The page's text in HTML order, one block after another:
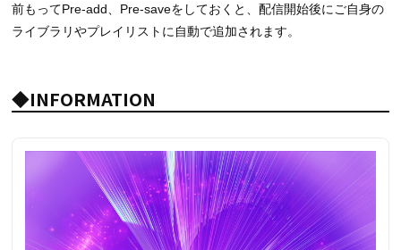
前もってPre-add、Pre-saveをしておくと、配信開始後にご自身の
ライブラリやプレイリストに自動で追加されます。
◆INFORMATION